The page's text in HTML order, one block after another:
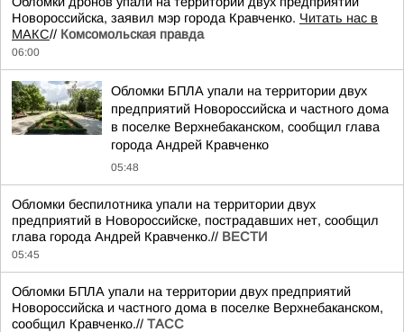
Новороссийска, заявил мэр города Кравченко. Читать нас в
МАКС// Комсомольская правда
06:00
Обломки БПЛА упали на территории двух
предприятий Новороссийска и частного дома
в поселке Верхнебаканском, сообщил глава
города Андрей Кравченко
05:48
Обломки беспилотника упали на территории двух
предприятий в Новороссийске, пострадавших нет, сообщил
глава города Андрей Кравченко.// ВЕСТИ
05:45
Обломки БПЛА упали на территории двух предприятий
Новороссийска и частного дома в поселке Верхнебаканском,
сообщил Кравченко.// ТАСС